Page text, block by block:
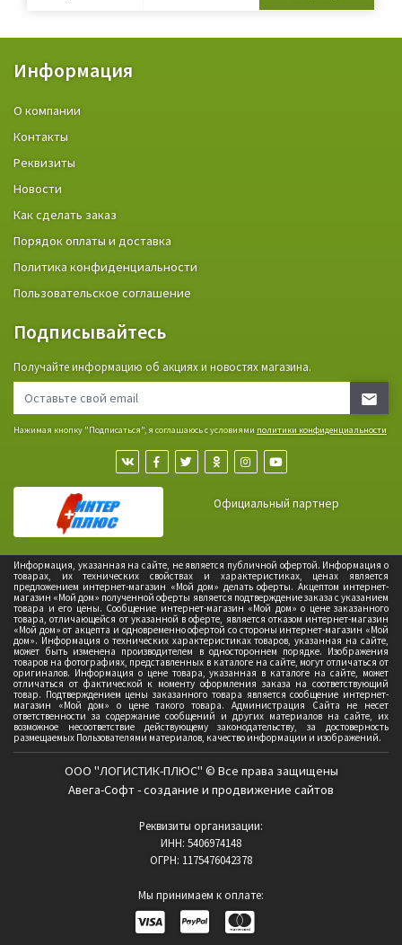
Информация
О компании
Контакты
Реквизиты
Новости
Как сделать заказ
Порядок оплаты и доставка
Политика конфиденциальности
Пользовательское соглашение
Подписывайтесь
Получайте информацию об акциях и новостях магазина.
Нажимая кнопку "Подписаться", я соглашаюсь с условиями политики конфиденциальности
Официальный партнер
Информация, указанная на сайте, не является публичной офертой. Информация о
товарах, их технических свойствах и характеристиках, ценах является
предложением интернет-магазин «Мой дом» делать оферты. Акцептом интернет-
магазин «Мой дом» полученной оферты является подтверждение заказа с указанием
товара и его цены. Сообщение интернет-магазин «Мой дом» о цене заказанного
товара, отличающейся от указанной в оферте, является отказом интернет-магазин
«Мой дом» от акцепта и одновременно офертой со стороны интернет-магазин «Мой
дом». Информация о технических характеристиках товаров, указанная на сайте,
может быть изменена производителем в одностороннем порядке. Изображения
товаров на фотографиях, представленных в каталоге на сайте, могут отличаться от
оригиналов. Информация о цене товара, указанная в каталоге на сайте, может
отличаться от фактической к моменту оформления заказа на соответствующий
товар. Подтверждением цены заказанного товара является сообщение интернет-
магазин «Мой дом» о цене такого товара. Администрация Сайта не несет
ответственности за содержание сообщений и других материалов на сайте, их
возможное несоответствие действующему законодательству, за достоверность
размещаемых Пользователями материалов, качество информации и изображений.
ООО "ЛОГИСТИК-ПЛЮС" © Все права защищены
Авега-Софт - создание и продвижение сайтов
Реквизиты организации:
ИНН: 5406974148
ОГРН: 1175476042378
Мы принимаем к оплате: